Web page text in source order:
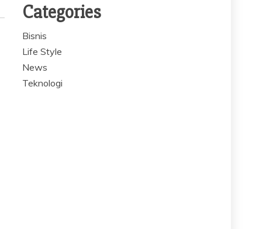
Categories
Bisnis
Life Style
News
Teknologi